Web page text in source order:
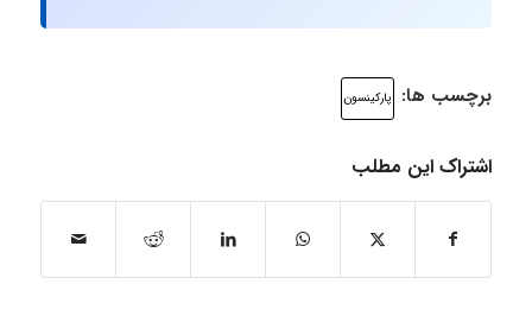
برچسب ها: پارکینسون
اشتراک این مطلب